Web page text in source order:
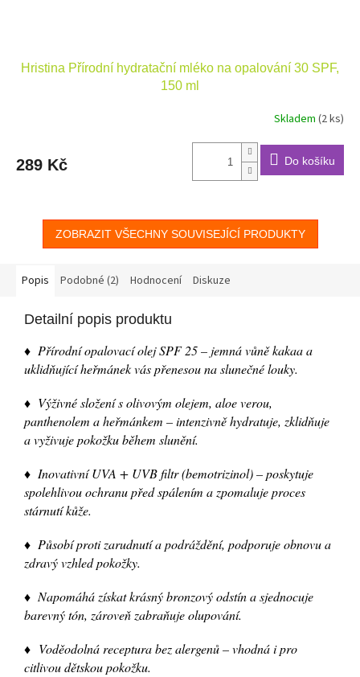
Hristina Přírodní hydratační mléko na opalování 30 SPF,
150 ml
Skladem (2 ks)
289 Kč Do košíku
ZOBRAZIT VŠECHNY SOUVISEJÍCÍ PRODUKTY
Popis Podobné (2) Hodnocení Diskuze
Detailní popis produktu
♦ Přírodní opalovací olej SPF 25 – jemná vůně kakaa a
uklidňující heřmánek vás přenesou na slunečné louky.
♦ Výživné složení s olivovým olejem, aloe verou,
panthenolem a heřmánkem – intenzivně hydratuje, zklidňuje
a vyživuje pokožku během slunění.
♦ Inovativní UVA + UVB filtr (bemotrizinol) – poskytuje
spolehlivou ochranu před spálením a zpomaluje proces
stárnutí kůže.
♦ Působí proti zarudnutí a podráždění, podporuje obnovu a
zdravý vzhled pokožky.
♦ Napomáhá získat krásný bronzový odstín a sjednocuje
barevný tón, zároveň zabraňuje olupování.
♦ Voděodolná receptura bez alergenů – vhodná i pro
citlivou dětskou pokožku.